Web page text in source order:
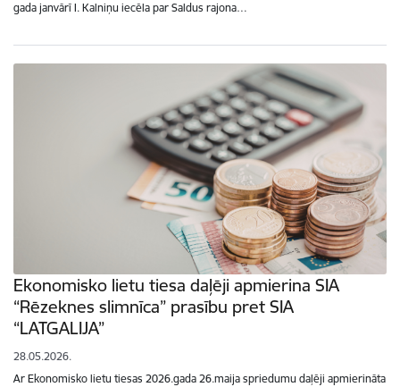
gada janvārī I. Kalniņu iecēla par Saldus rajona…
Ekonomisko lietu tiesa daļēji apmierina SIA
“Rēzeknes slimnīca” prasību pret SIA
“LATGALIJA”
28.05.2026.
Ar Ekonomisko lietu tiesas 2026.gada 26.maija spriedumu daļēji apmierināta